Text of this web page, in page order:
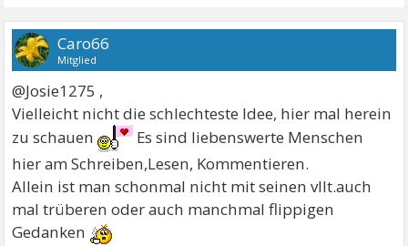
Caro66
Mitglied
@Josie1275 ,
Vielleicht nicht die schlechteste Idee, hier mal herein
zu schauen
Es sind liebenswerte Menschen
hier am Schreiben,Lesen, Kommentieren.
Allein ist man schonmal nicht mit seinen vllt.auch
mal trüberen oder auch manchmal flippigen
Gedanken